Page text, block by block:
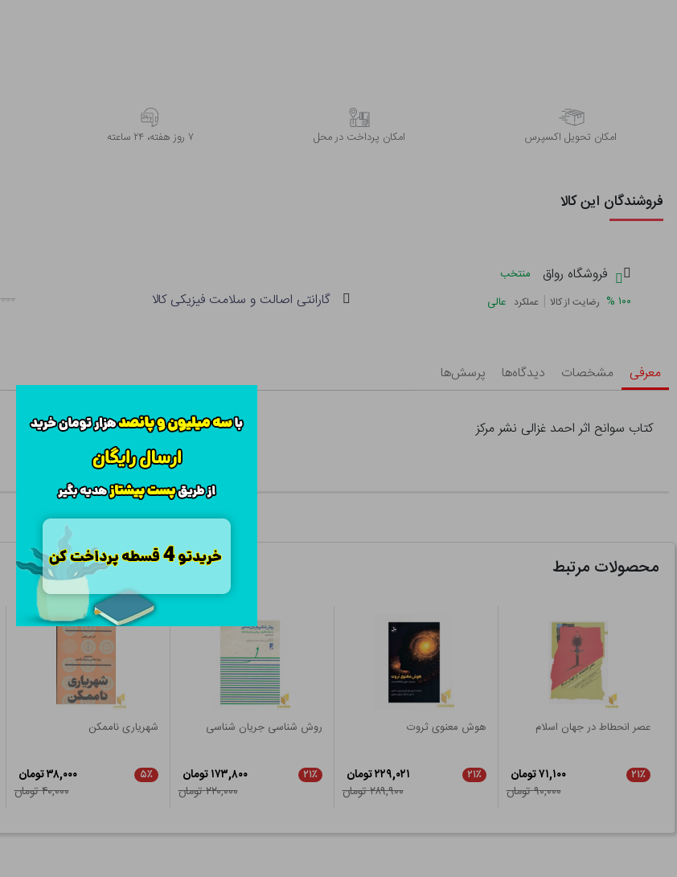
اﻣﮑﺎن ﺗﺤﻮﯾﻞ اﮐﺴﭙﺮس امکان پرداخت در محل ۷ روز ﻫﻔﺘﻪ، ۲۴ ﺳﺎﻋﺘﻪ
فروشندگان این کالا
فروشگاه رواق
منتخب
۱۰۰ % رضایت از کالا | عملکرد عالی گارانتی اصالت و سلامت فیزیکی کالا
معرفی مشخصات دیدگاه‌ها پرسش‌ها
کتاب سوانح اثر احمد غزالی نشر مرکز
محصولات مرتبط
عصر انحطاط در جهان اسلام
۲۱٪
۷۱,۱۰۰ تومان
۹۰,۰۰۰ تومان
هوش معنوی ثروت
۲۱٪
۲۲۹,۰۲۱ تومان
۲۸۹,۹۰۰ تومان
روش شناسی جریان شناسی
۲۱٪
۱۷۳,۸۰۰ تومان
۲۲۰,۰۰۰ تومان
شهریاری ناممکن
۵٪
۳۸,۰۰۰ تومان
۴۰,۰۰۰ تومان